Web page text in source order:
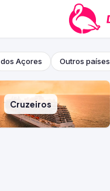
dos Açores Outros países
Cruzeiros